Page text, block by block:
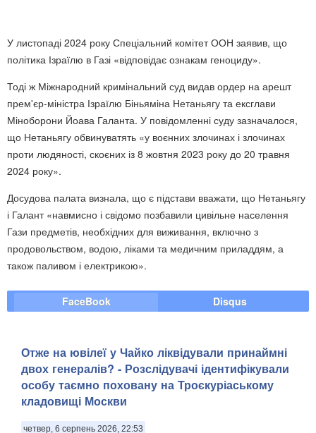
У листопаді 2024 року Спеціальний комітет ООН заявив, що
політика Ізраїлю в Газі «відповідає ознакам геноциду».
Тоді ж Міжнародний кримінальний суд видав ордер на арешт
прем'єр-міністра Ізраїлю Біньяміна Нетаньягу та ексглави
Міноборони Йоава Галанта. У повідомленні суду зазначалося,
що Нетаньягу обвинуватять «у воєнних злочинах і злочинах
проти людяності, скоєних із 8 жовтня 2023 року до 20 травня
2024 року».
Досудова палата визнала, що є підстави вважати, що Нетаньягу
і Галант «навмисно і свідомо позбавили цивільне населення
Гази предметів, необхідних для виживання, включно з
продовольством, водою, ліками та медичним приладдям, а
також паливом і електрикою».
FaceBook Disqus
Отже на ювілеї у Чайко ліквідували принаймні
двох генералів? - Розслідувачі ідентифікували
особу таємно поховану на Троєкуріаському
кладовищі Москви
четвер, 6 серпень 2026, 22:53